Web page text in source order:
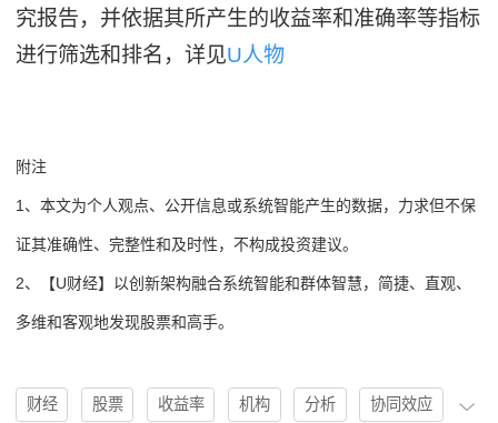
究报告，并依据其所产生的收益率和准确率等指标
进行筛选和排名，详见U人物
附注
1、本文为个人观点、公开信息或系统智能产生的数据，力求但不保
证其准确性、完整性和及时性，不构成投资建议。
2、【U财经】以创新架构融合系统智能和群体智慧，简捷、直观、
多维和客观地发现股票和高手。
财经 股票 收益率 机构 分析 协同效应